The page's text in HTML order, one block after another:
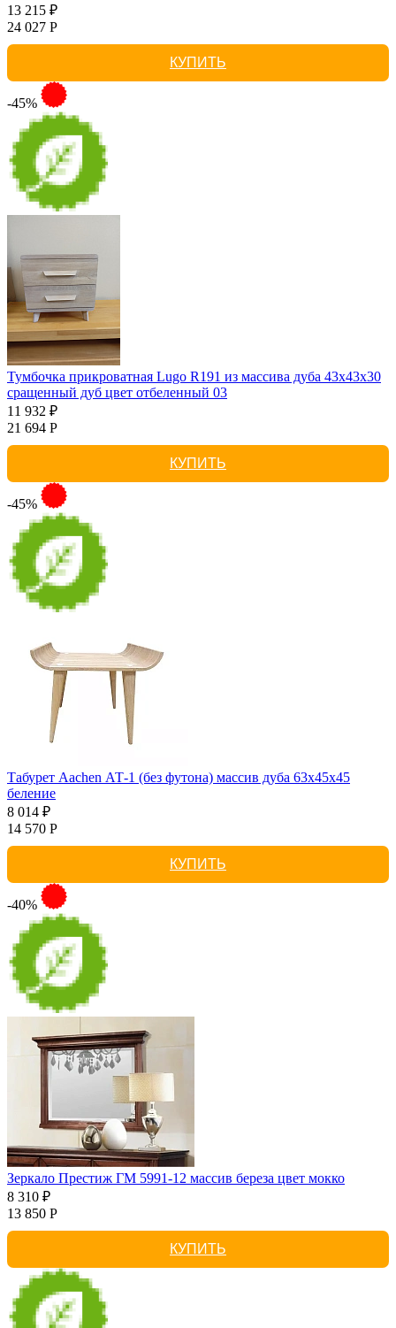
13 215 ₽
24 027 Р
КУПИТЬ
-45%
Тумбочка прикроватная Lugo R191 из массива дуба 43х43х30
сращенный дуб цвет отбеленный 03
11 932 ₽
21 694 Р
КУПИТЬ
-45%
Табурет Aachen АТ-1 (без футона) массив дуба 63х45х45
беление
8 014 ₽
14 570 Р
КУПИТЬ
-40%
Зеркало Престиж ГМ 5991-12 массив береза цвет мокко
8 310 ₽
13 850 Р
КУПИТЬ